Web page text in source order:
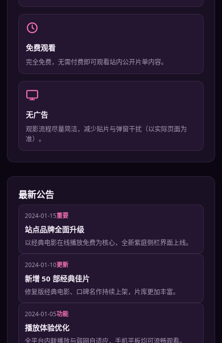
免费观看
完全免费，无需付费即可观看站内公开片单内容。
无广告
观影流程尽量简洁，减少贴片与弹窗干扰（以实际页面为
准）。
最新公告
2024-01-15重要
站点品牌全面升级
以经典电影在线播放免费为核心，全新紫庭侧栏界面上线。
2024-01-10更新
新增 50 部经典佳片
修复版经典电影、口碑名作持续上架，片库更加丰富。
2024-01-05功能
播放体验优化
全平台内联播放与弱网自适应，手机平板均可流畅观看。